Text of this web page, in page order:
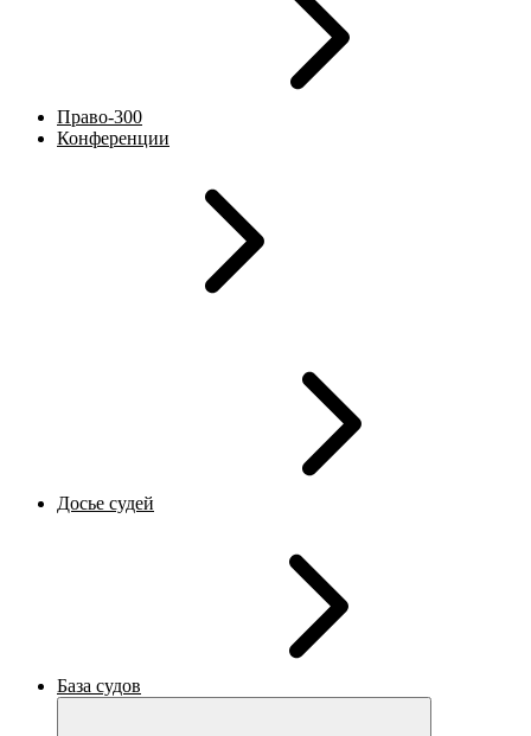
Право-300
Конференции
Досье судей
База судов